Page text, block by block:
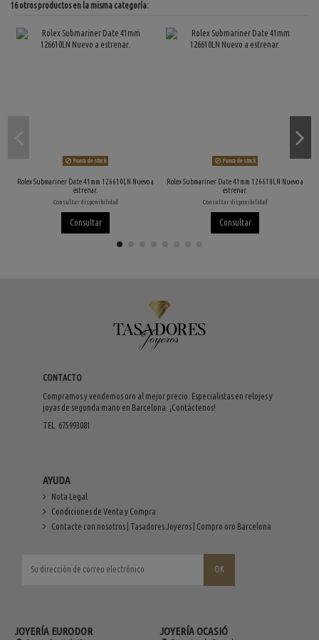
16 otros productos en la misma categoría:
Fuera de stock
Rolex Submariner Date 41mm 126610LN Nuevo a
estrenar.
Consultar disponibilidad
Consultar
Fuera de stock
Rolex Submariner Date 41mm 126610LN Nuevo a
estrenar.
Consultar disponibilidad
Consultar
CONTACTO
Compramos y vendemos oro al mejor precio. Especialistas en relojes y
joyas de segunda mano en Barcelona. ¡Contáctenos!
TEL. 675993081
AYUDA
Nota Legal
Condiciones de Venta y Compra
Contacte con nosotros | Tasadores Joyeros | Compro oro Barcelona
JOYERÍA EURODOR JOYERÍA OCASIÓ